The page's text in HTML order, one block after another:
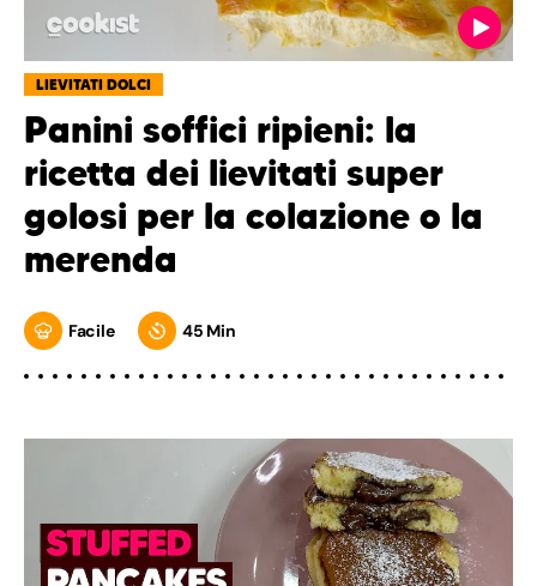
LIEVITATI DOLCI
Panini soffici ripieni: la
ricetta dei lievitati super
golosi per la colazione o la
merenda
Facile 45 Min